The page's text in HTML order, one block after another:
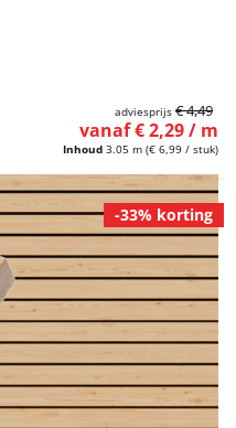
Inhoud 3.05 m (€ 6,99 / stuk)
vanaf € 2,29 / m
adviesprijs € 4,49
-33% korting